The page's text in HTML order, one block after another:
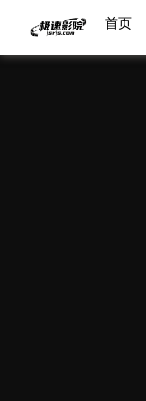
首页